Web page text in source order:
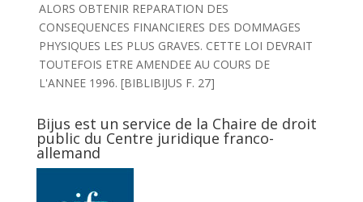
ALORS OBTENIR REPARATION DES
CONSEQUENCES FINANCIERES DES DOMMAGES
PHYSIQUES LES PLUS GRAVES. CETTE LOI DEVRAIT
TOUTEFOIS ETRE AMENDEE AU COURS DE
L'ANNEE 1996. [BIBLIBIJUS F. 27]
Bijus est un service de la Chaire de droit
public du Centre juridique franco-
allemand